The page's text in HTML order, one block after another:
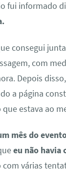
fui informado
consegui
com
Depois
a página
estava ao
mês do
eu não havia
várias